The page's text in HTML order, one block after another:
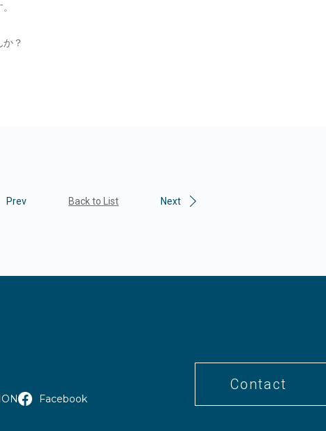
？
Prev Back to List Next
Facebook
Contact